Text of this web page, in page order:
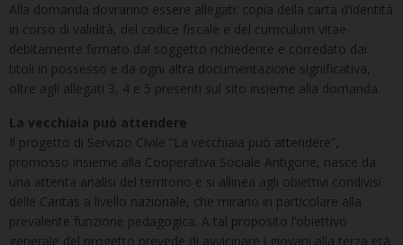
Alla domanda dovranno essere allegati: copia della carta d’identità
in corso di validità, del codice fiscale e del curriculum vitae
debitamente firmato dal soggetto richiedente e corredato dai
titoli in possesso e da ogni altra documentazione significativa,
oltre agli allegati 3, 4 e 5 presenti sul sito insieme alla domanda.
La vecchiaia può attendere
Il progetto di Servizio Civile “La vecchiaia può attendere”,
promosso insieme alla Cooperativa Sociale Antigone, nasce da
una attenta analisi del territorio e si allinea agli obiettivi condivisi
delle Caritas a livello nazionale, che mirano in particolare alla
prevalente funzione pedagogica. A tal proposito l’obiettivo
generale del progetto prevede di avvicinare i giovani alla terza età.